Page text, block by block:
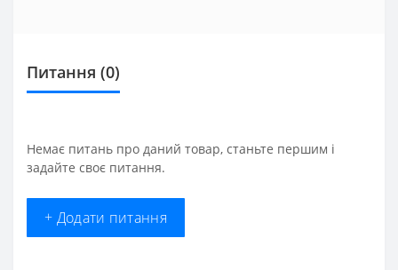
Питання (0)
Немає питань про даний товар, станьте першим і
задайте своє питання.
+ Додати питання